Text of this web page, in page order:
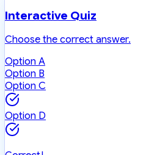
Interactive Quiz
Choose the correct answer.
Option A
Option B
Option C
Option D